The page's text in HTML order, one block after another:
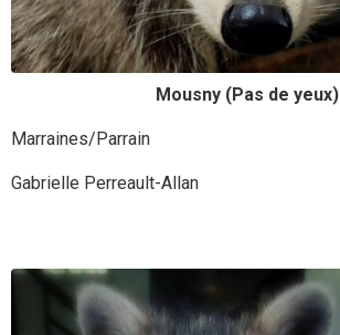
Mousny (Pas de yeux)
Marraines/Parrain
Gabrielle Perreault-Allan